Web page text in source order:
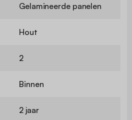
Gelamineerde panelen
Hout
2
Binnen
2 jaar